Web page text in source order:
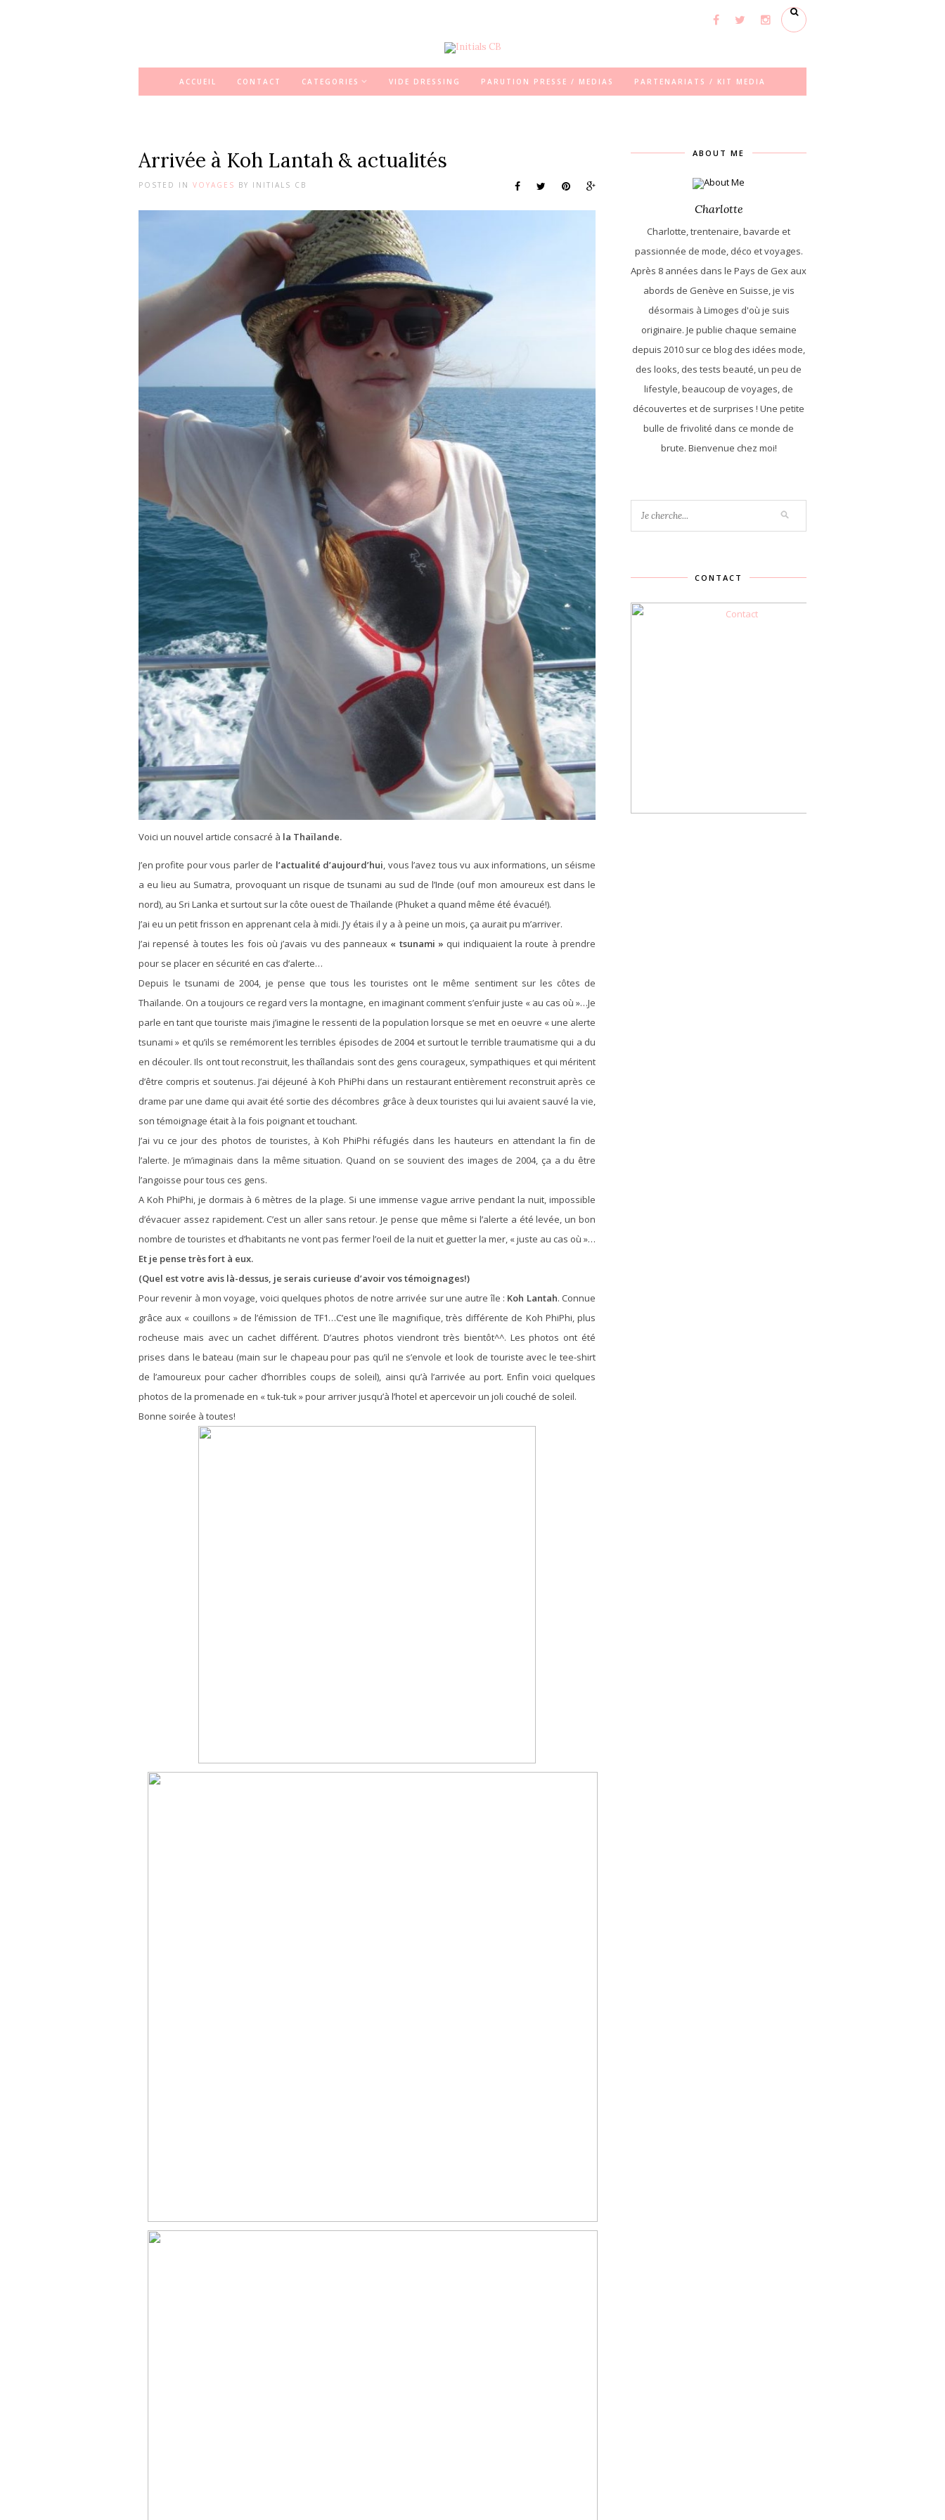
ACCUEIL CONTACT CATEGORIES VIDE DRESSING PARUTION PRESSE / MEDIAS PARTENARIATS / KIT MEDIA
Arrivée à Koh Lantah & actualités
POSTED IN VOYAGES BY INITIALS CB
Voici un nouvel article consacré à la Thaïlande.
J’en profite pour vous parler de l’actualité d’aujourd’hui, vous l’avez tous vu aux informations, un séisme
a eu lieu au Sumatra, provoquant un risque de tsunami au sud de l’Inde (ouf mon amoureux est dans le
nord), au Sri Lanka et surtout sur la côte ouest de Thaïlande (Phuket a quand même été évacué!).
J’ai eu un petit frisson en apprenant cela à midi. J’y étais il y a à peine un mois, ça aurait pu m’arriver.
J’ai repensé à toutes les fois où j’avais vu des panneaux « tsunami » qui indiquaient la route à prendre
pour se placer en sécurité en cas d’alerte…
Depuis le tsunami de 2004, je pense que tous les touristes ont le même sentiment sur les côtes de
Thaïlande. On a toujours ce regard vers la montagne, en imaginant comment s’enfuir juste « au cas où »…Je
parle en tant que touriste mais j’imagine le ressenti de la population lorsque se met en oeuvre « une alerte
tsunami » et qu’ils se remémorent les terribles épisodes de 2004 et surtout le terrible traumatisme qui a du
en découler. Ils ont tout reconstruit, les thaîlandais sont des gens courageux, sympathiques et qui méritent
d’être compris et soutenus. J’ai déjeuné à Koh PhiPhi dans un restaurant entièrement reconstruit après ce
drame par une dame qui avait été sortie des décombres grâce à deux touristes qui lui avaient sauvé la vie,
son témoignage était à la fois poignant et touchant.
J’ai vu ce jour des photos de touristes, à Koh PhiPhi réfugiés dans les hauteurs en attendant la fin de
l’alerte. Je m’imaginais dans la même situation. Quand on se souvient des images de 2004, ça a du être
l’angoisse pour tous ces gens.
A Koh PhiPhi, je dormais à 6 mètres de la plage. Si une immense vague arrive pendant la nuit, impossible
d’évacuer assez rapidement. C’est un aller sans retour. Je pense que même si l’alerte a été levée, un bon
nombre de touristes et d’habitants ne vont pas fermer l’oeil de la nuit et guetter la mer, « juste au cas où »…
Et je pense très fort à eux.
(Quel est votre avis là-dessus, je serais curieuse d’avoir vos témoignages!)
Pour revenir à mon voyage, voici quelques photos de notre arrivée sur une autre île : Koh Lantah. Connue
grâce aux « couillons » de l’émission de TF1…C’est une île magnifique, très différente de Koh PhiPhi, plus
rocheuse mais avec un cachet différent. D’autres photos viendront très bientôt^^. Les photos ont été
prises dans le bateau (main sur le chapeau pour pas qu’il ne s’envole et look de touriste avec le tee-shirt
de l’amoureux pour cacher d’horribles coups de soleil), ainsi qu’à l’arrivée au port. Enfin voici quelques
photos de la promenade en « tuk-tuk » pour arriver jusqu’à l’hotel et apercevoir un joli couché de soleil.
Bonne soirée à toutes!
ABOUT ME
Charlotte
Charlotte, trentenaire, bavarde et
passionnée de mode, déco et voyages.
Après 8 années dans le Pays de Gex aux
abords de Genève en Suisse, je vis
désormais à Limoges d'où je suis
originaire. Je publie chaque semaine
depuis 2010 sur ce blog des idées mode,
des looks, des tests beauté, un peu de
lifestyle, beaucoup de voyages, de
découvertes et de surprises ! Une petite
bulle de frivolité dans ce monde de
brute. Bienvenue chez moi!
CONTACT